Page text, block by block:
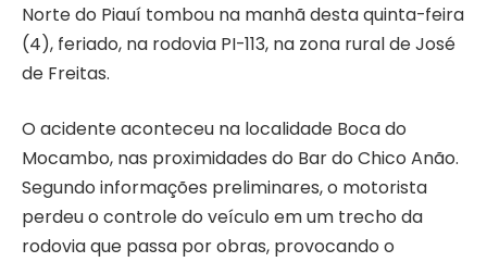
Norte do Piauí tombou na manhã desta quinta-feira
(4), feriado, na rodovia PI-113, na zona rural de José
de Freitas.
O acidente aconteceu na localidade Boca do
Mocambo, nas proximidades do Bar do Chico Anão.
Segundo informações preliminares, o motorista
perdeu o controle do veículo em um trecho da
rodovia que passa por obras, provocando o